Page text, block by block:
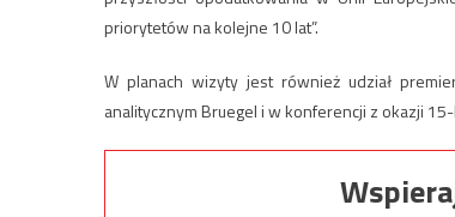
priorytetów na kolejne 10 lat”.
W planach wizyty jest również udział
analitycznym Bruegel i w konferencji z okazji